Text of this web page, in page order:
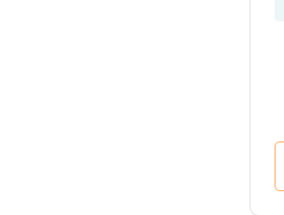
и аминокислоты